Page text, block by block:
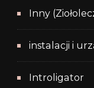
Inny
instalacji i
Introligator